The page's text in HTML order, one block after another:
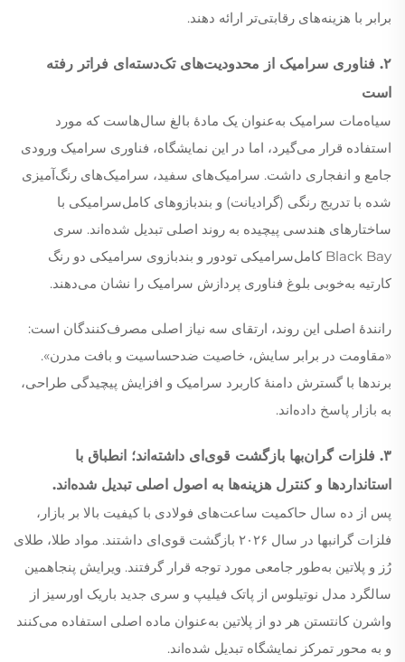
برابر با هزینه‌های رقابتی‌تر ارائه دهند.
۲. فناوری سرامیک از محدودیت‌های تک‌دسته‌ای فراتر رفته
است
سیاه‌مات سرامیک به‌عنوان یک مادهٔ بالغ سال‌هاست که مورد
استفاده قرار می‌گیرد، اما در این نمایشگاه، فناوری سرامیک ورودی
جامع و انفجاری داشت. سرامیک‌های سفید، سرامیک‌های رنگ‌آمیزی
شده با تدریج رنگی (گرادیانت) و بندبازوهای کامل‌سرامیکی با
ساختارهای هندسی پیچیده به روند اصلی تبدیل شده‌اند. سری
Black Bay کامل‌سرامیکی تودور و بندبازوی سرامیکی دو رنگ
کارتیه به‌خوبی بلوغ فناوری پردازش سرامیک را نشان می‌دهند.
رانندهٔ اصلی این روند، ارتقای سه نیاز اصلی مصرف‌کنندگان است:
«مقاومت در برابر سایش، خاصیت ضدحساسیت و بافت مدرن».
برندها با گسترش دامنهٔ کاربرد سرامیک و افزایش پیچیدگی طراحی،
به بازار پاسخ داده‌اند.
۳. فلزات گران‌بها بازگشت قوی‌ای داشته‌اند؛ انطباق با
استانداردها و کنترل هزینه‌ها به اصول اصلی تبدیل شده‌اند.
پس از ده سال حاکمیت ساعت‌های فولادی با کیفیت بالا بر بازار،
فلزات گرانبها در سال ۲۰۲۶ بازگشت قوی‌ای داشتند. مواد طلا، طلای
رُز و پلاتین به‌طور جامعی مورد توجه قرار گرفتند. ویرایش پنجاهمین
سالگرد مدل نوتیلوس از پاتک فیلیپ و سری جدید باریک اورسیز از
واشرن کانتستن هر دو از پلاتین به‌عنوان ماده اصلی استفاده می‌کنند
و به محور تمرکز نمایشگاه تبدیل شده‌اند.